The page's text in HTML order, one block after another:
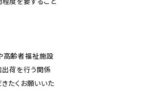
高齢者福祉施設
出荷を行う関係
きたくお願いいた